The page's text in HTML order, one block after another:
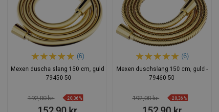
(6)
Mexen duscha slang 150 cm, guld
- 79450-50
192,00 kr −20,36%
(6)
Mexen duschslang 150 cm, guld -
79460-50
192,00 kr −20,36%